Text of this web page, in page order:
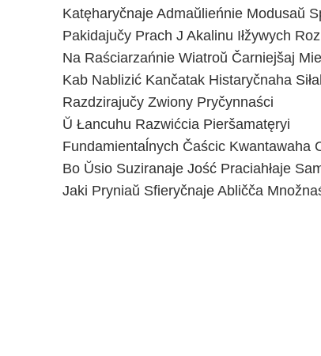
Katęharyčnaje Admaŭlieńnie Modusaŭ
Pakidajučy Prach J Akalinu Iłžywych
Na Raściarzańnie Wiatroŭ Čarniejšaj
Kab Nablizić Kančatak Histaryčnaha
Razdzirajučy Zwiony Pryčynnaści
Ŭ Łancuhu Razwićcia Pieršamatęryi
Fundamientaĺnych Čaścic Kwantawaha
Bo Ŭsio Suziranaje Jość Praciahłaje
Jaki Pryniaŭ Sfieryčnaje Abličča